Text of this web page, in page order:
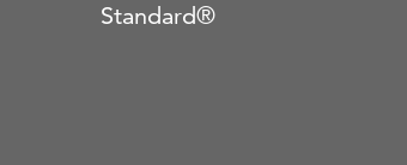
Standard®